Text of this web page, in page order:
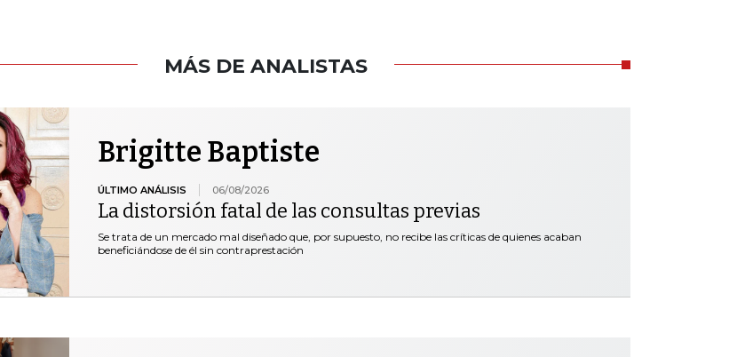
MÁS DE ANALISTAS
Brigitte Baptiste
ÚLTIMO ANÁLISIS 06/08/2026
La distorsión fatal de las consultas previas
Se trata de un mercado mal diseñado que, por supuesto, no recibe las críticas de quienes acaban
beneficiándose de él sin contraprestación